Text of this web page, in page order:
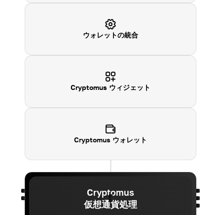
ウォレットの統合
Cryptomus ウィジェット
Cryptomus ウォレット
Cryptomus
仮想通貨処理